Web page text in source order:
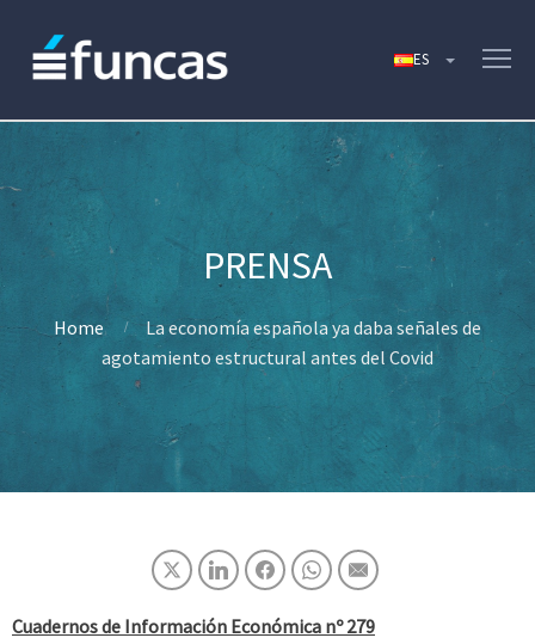
Home
La economía española ya daba señales de
agotamiento estructural antes del Covid
Cuadernos de Información Económica nº 279